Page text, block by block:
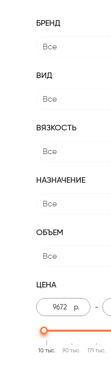
БРЕНД
Все
ВИД
Все
ВЯЗКОСТЬ
Все
НАЗНАЧЕНИЕ
Все
ОБЪЕМ
Все
ЦЕНА
р. -
10 тыс. 90 тыс. 171 тыс.